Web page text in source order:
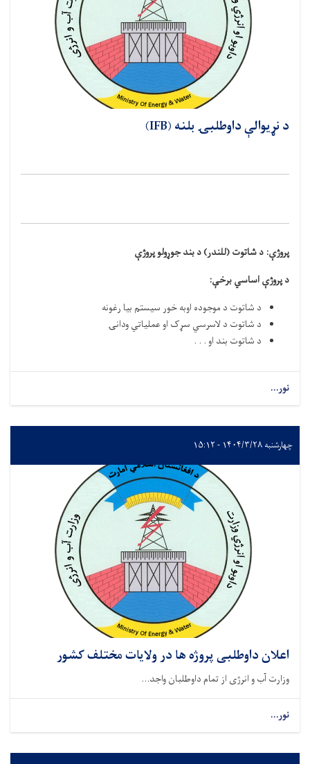
د نړيوالې داوطلبۍ بلنه (IFB)
پروژې: د شاتوت (للندر) د بند جوړولو پروژې
د پروژې اساسي برخې:
د شاتوت د موجوده اوبه خور سيستم بیا رغونه
د شاتوت د لاسرسي سړک او عملیاتي ودانۍ
د شاتوت بند او . . .
نور...
چهارشنبه ۱۴۰۴/۳/۲۸ - ۱۵:۱۲
اعلان داوطلبی پروژه ها در ولایات مختلف کشور
وزارت آب و انرژی از تمام داوطلبان واجد...
نور...